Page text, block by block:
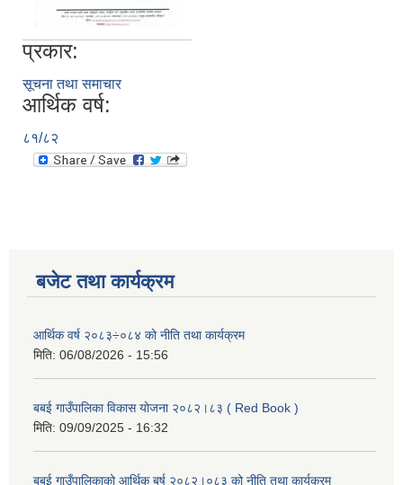
प्रकार:
सूचना तथा समाचार
आर्थिक वर्ष:
८१/८२
बजेट तथा कार्यक्रम
आर्थिक वर्ष २०८३÷०८४ को नीति तथा कार्यक्रम
मिति: 06/08/2026 - 15:56
बबई गाउँपालिका विकास योजना २०८२।८३ ( Red Book )
मिति: 09/09/2025 - 16:32
बबई गाउँपालिकाको आर्थिक बर्ष २०८२।०८३ को नीति तथा कार्यक्रम